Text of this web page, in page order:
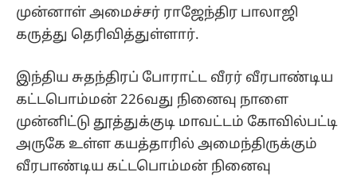
முன்னாள் அமைச்சர் ராஜேந்திர பாலாஜி
கருத்து தெரிவித்துள்ளார்.
இந்திய சுதந்திரப் போராட்ட வீரர் வீரபாண்டிய
கட்டபொம்மன் 226வது நினைவு நாளை
முன்னிட்டு தூத்துக்குடி மாவட்டம் கோவில்பட்டி
அருகே உள்ள கயத்தாரில் அமைந்திருக்கும்
வீரபாண்டிய கட்டபொம்மன் நினைவு